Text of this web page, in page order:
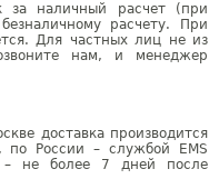
за наличный расчет (при
расчету. При
Для частных лиц не из
нам, и менеджер
доставка производится
по России – службой EMS
– не более 7 дней после